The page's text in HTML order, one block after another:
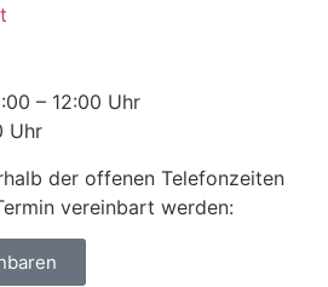
– 12:00 Uhr
Uhr
der offenen Telefonzeiten
vereinbart werden: